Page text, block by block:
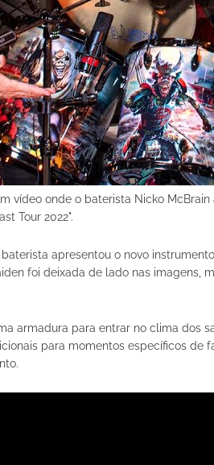
vídeo onde o baterista Nicko
Tour 2022".
apresentou o novo
foi deixada de lado nas imagens,
armadura para entrar no clima dos
para momentos específicos de